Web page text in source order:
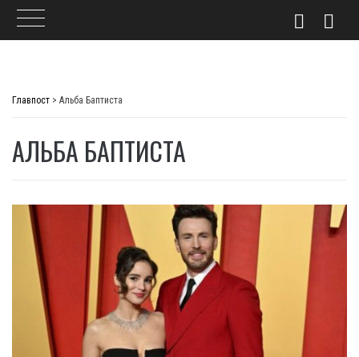
Главпост > Альба Баптиста
АЛЬБА БАПТИСТА